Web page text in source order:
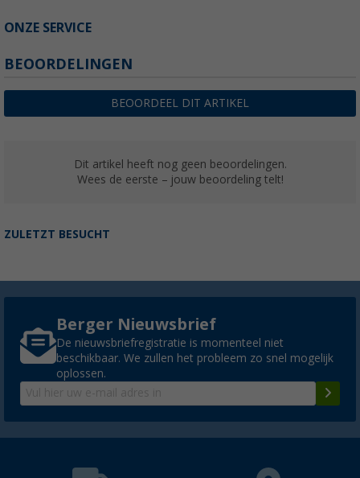
ONZE SERVICE
BEOORDELINGEN
BEOORDEEL DIT ARTIKEL
Dit artikel heeft nog geen beoordelingen.
Wees de eerste – jouw beoordeling telt!
ZULETZT BESUCHT
Berger Nieuwsbrief
De nieuwsbriefregistratie is momenteel niet
beschikbaar. We zullen het probleem zo snel mogelijk
oplossen.